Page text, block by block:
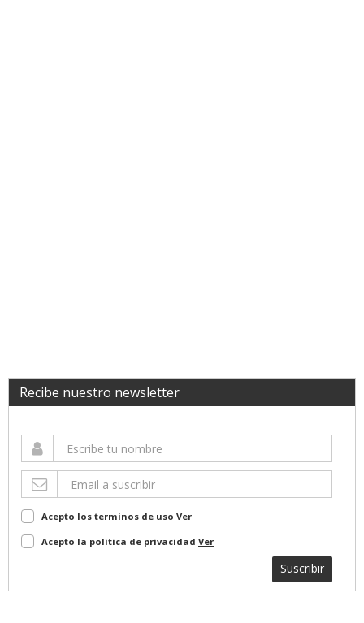
Recibe nuestro newsletter
Acepto los terminos de uso Ver
Acepto la política de privacidad Ver
Suscribir